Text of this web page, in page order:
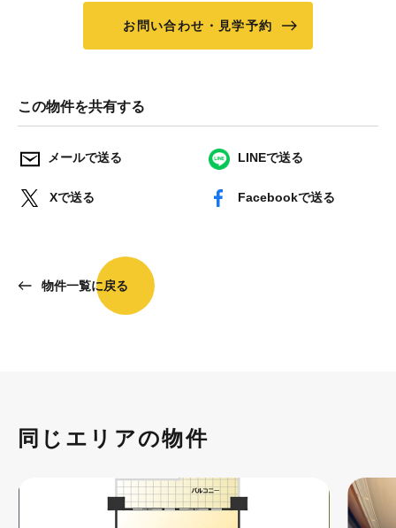
お問い合わせ・見学予約
この物件を共有する
メールで送る LINEで送る
Xで送る Facebookで送る
物件一覧に戻る
同じエリアの物件